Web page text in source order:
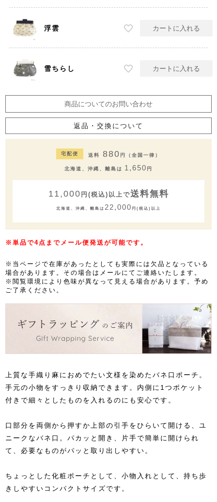
浮雲 カートに入れる
雪ちらし カートに入れる
商品についてのお問い合わせ
返品・交換について
宅配便 送料 880 円（全国一律）
北海道、沖縄、離島は 1,650 円
11,000 円(税込)以上で送料無料
北海道、沖縄、離島は 22,000 円(税込)以上
※単品で4点までメール便発送が可能です。
※当ページで在庫があったとしても実際には欠品となっている
場合があります。その場合はメールにてご連絡いたします。
※閲覧環境により色味が異なって見える場合があります。予め
ご了承ください。
上質な手織り麻におめでたい文様を染めたバネ口ポーチ。
手元の小物をすっきり収納できます。内側に1つポケット
付きで細々としたものを入れるのにも安心です。
口部分を両側から押すか上部の引手をひらいて開ける、ユ
ニークなバネ口。パカッと開き、片手で簡単に開けられ
て、必要なものがパッと取り出しやすい。
ちょっとした化粧ポーチとして、小物入れとして、持ち歩
きしやすいコンパクトサイズです。